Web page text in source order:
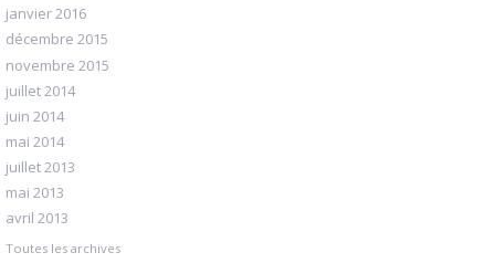
janvier 2016
décembre 2015
novembre 2015
juillet 2014
juin 2014
mai 2014
juillet 2013
mai 2013
avril 2013
Toutes les archives